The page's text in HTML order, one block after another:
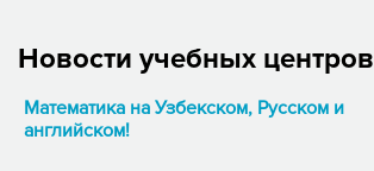
Новости учебных центров
Математика на Узбекском, Русском и
английском!